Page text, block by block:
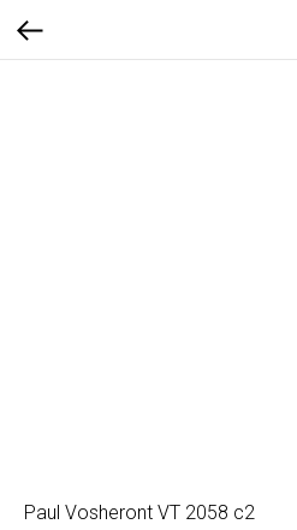
Paul Vosheront VT 2058 c2